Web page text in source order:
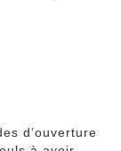
d’ouverture